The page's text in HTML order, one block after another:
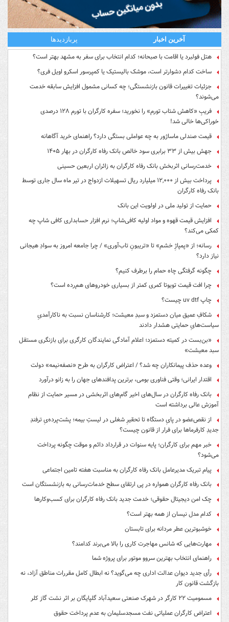
آخرین اخبار پربازدیدها
هتل فولبرد یا اقامت با صبحانه؛ کدام انتخاب برای سفر به مشهد بهتر است؟
ساخت کدام دشوارتر است، موشک بالیستیک یا کمپرسور اسکرو اویل فری؟
جزئیات تغییرات قانون بازنشستگی؛ چه کسانی مشمول افزایش سابقه خدمت
می‌شوند؟
فریبِ «کاهش شتاب تورم» را نخورید؛ سفره کارگران با تورم ۱۲۸ درصدی
خوراکی‌ها خالی شد!
قیمت صندلی ماساژور به چه عواملی بستگی دارد؟ راهنمای خرید آگاهانه
جهش بیش از ۳۳ برابری سود خالص بانک رفاه کارگران در بهار ۱۴۰۵
خدمت‌رسانی اثربخش بانک رفاه کارگران به زائران اربعین حسینی
پرداخت بیش از ۱۲,۰۰۰ میلیارد ریال تسهیلات ازدواج در تیر ماه سال جاری توسط
بانک رفاه کارگران
حمایت از تولید ملی در اولویت این بانک
افزایش قیمت قهوه و مواد اولیه کافی‌شاپ؛ نرم افزار حسابداری کافی شاپ چه
کمکی می‌کند؟
رسانه؛ از «پمپاژِ خشم» تا «تریبونِ تاب‌آوری» / چرا جامعه امروز به سوادِ هیجانی
نیاز دارد؟
چگونه گرفتگی چاه حمام را برطرف کنیم؟
چرا افت قیمت تویوتا کمری کمتر از بسیاری خودروهای هم‌رده است؟
چاپ uv dtf چیست؟
شکافِ عمیق میان دستمزد و سبدِ معیشت؛ کارشناسان نسبت به ناکارآمدیِ
سیاست‌هایِ حمایتی هشدار دادند
«بن‌بست در کمیته دستمزد؛ اعلام آمادگی نمایندگان کارگری برای بازنگری مستقل
سبد معیشت»
وعده حذف پیمانکاران چه شد؟ / اعتراض کارگران به طرح «نصفه‌نیمه» دولت
اقتدار ایرانی؛ وقتی فناوری بومی، برترین پدافندهای جهان را به زانو درآورد
بانک رفاه کارگران در سال‌های اخیر گام‌های اثربخشی در مسیر حمایت از نظام
آموزش عالی برداشته است
از نقص‌عضو در پایِ دستگاه تا تحقیرِ شغلی در لیستِ بیمه؛ پشت‌پرده‌یِ ترفندِ
جدیدِ کارفرماها برای فرار از قانون چیست؟
خبر مهم برای کارگران؛ پایه سنوات در قرارداد دائم و موقت چگونه پرداخت
می‌شود؟
پیام تبریک مدیرعامل بانک رفاه کارگران به مناسبت هفته تامین اجتماعی
بانک رفاه کارگران همواره در پی ارتقای سطح خدمات‌رسانی به بازنشستگان است
چک امن دیجیتال حقوقی؛ خدمت جدید بانک رفاه کارگران برای کسب‌وکارها
کدام مدل نیسان از همه بهتر است؟
خوشبوترین عطر مردانه برای تابستان
مهارت‌هایی که شانس مهاجرت کاری را بالا می‌برند کدامند؟
راهنمای انتخاب بهترین سروو موتور برای پروژه شما
رأی جدید دیوان عدالت اداری چه می‌گوید؟ نه ابطال کامل مقررات مناطق آزاد، نه
بازگشت قانون کار
مسمومیت ۲۲ کارگر در شهرک صنعتی سعیدآباد گلپایگان بر اثر نشت گاز کلر
اعتراض کارگران عملیاتی نفت مسجدسلیمان به عدم پرداخت حقوق